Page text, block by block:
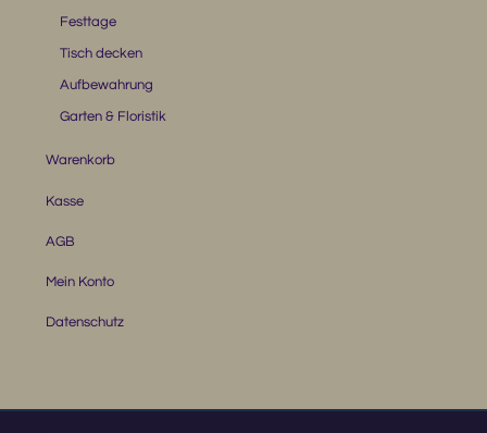
Festtage
Tisch decken
Aufbewahrung
Garten & Floristik
Warenkorb
Kasse
AGB
Mein Konto
Datenschutz